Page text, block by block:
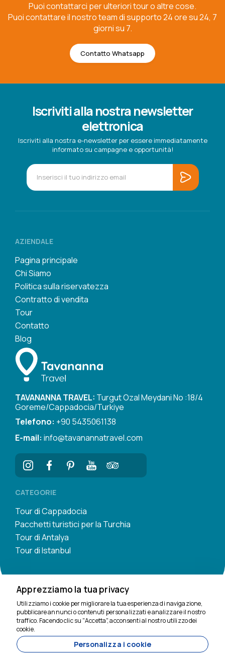
Puoi contattarci per ulteriori tour o altre cose.
Puoi contattare il nostro team di supporto 24 ore su 24, 7
giorni su 7.
Contatto Whatsapp
Iscriviti alla nostra newsletter
elettronica
Iscriviti alla nostra e-newsletter per essere immediatamente
informato su campagne e opportunità!
AZIENDALE
Pagina principale
Chi Siamo
Politica sulla riservatezza
Contratto di vendita
Tour
Contatto
Blog
TAVANANNA TRAVEL: Turgut Ozal Meydani No :18/4
Goreme/Cappadocia/Turkiye
Telefono: +90 5435061138
E-mail: info@tavanannatravel.com
CATEGORIE
Tour di Cappadocia
Pacchetti turistici per la Turchia
Tour di Antalya
Tour di Istanbul
Apprezziamo la tua privacy
Utilizziamo i cookie per migliorare la tua esperienza di navigazione,
pubblicare annunci o contenuti personalizzati e analizzare il nostro
traffico. Facendo clic su "Accetta", acconsenti al nostro utilizzo dei
cookie.
Personalizza i cookie
Siamo qui per aiutarti